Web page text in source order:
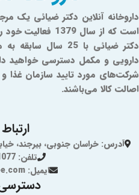
داروخانه آنلاین دکتر ضیائی یک
است که از سال
دکتر ضیائی با 25
دارویی و مکمل دسترسی خواهید
شرکت‌های مورد تایید سازمان غذا
اصالت کالا می‌باشند.
آدرس: خراسان جنوبی، بیرجند،
تلفن: 05632041077
ایمیل: info@drziaee.com